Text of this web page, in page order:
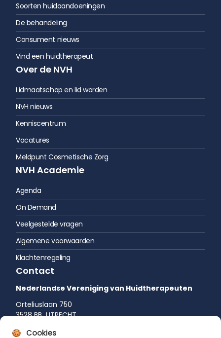
Cookies
Soorten huidaandoeningen
De behandeling
Consument nieuws
Vind een huidtherapeut
Over de NVH
Lidmaatschap en lid worden
NVH nieuws
Kenniscentrum
Vacatures
Meldpunt Cosmetische Zorg
NVH Academie
Agenda
On Demand
Veelgestelde vragen
Algemene voorwaarden
Klachtenregeling
Contact
Nederlandse Vereniging van Huidtherapeuten
Orteliuslaan 750
3528 BB UTRECHT
035 542 75 52